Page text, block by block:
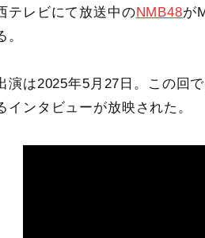
テレビにて放送中のNMB48が
演は2025年5月27日。この回
インタビューが放映された。